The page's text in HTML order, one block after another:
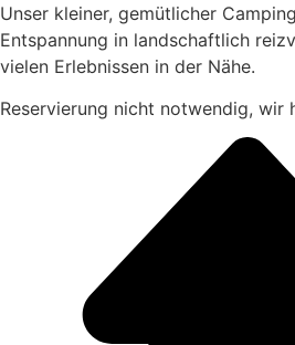
Unser kleiner, gemütlicher
Entspannung in landschaftlich
vielen Erlebnissen in der Nähe.
Reservierung nicht notwendig, wir